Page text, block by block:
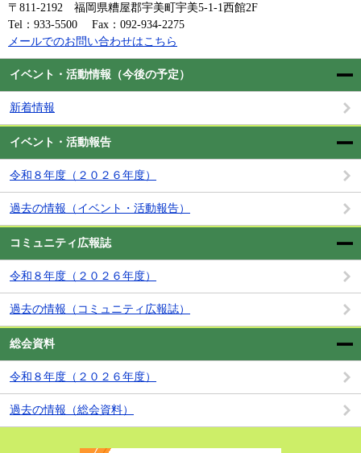
イベント・活動情報（今後の予定）
新着情報
イベント・活動報告
令和８年度（２０２６年度）
過去の情報（イベント・活動報告）
コミュニティ広報誌
令和８年度（２０２６年度）
過去の情報（コミュニティ広報誌）
総会資料
令和８年度（２０２６年度）
過去の情報（総会資料）
〒811-2192
福岡県糟屋郡宇美町宇美5-1-1西館2F
Tel：933-5500
Fax：092-934-2275
メールでのお問い合わせはこちら